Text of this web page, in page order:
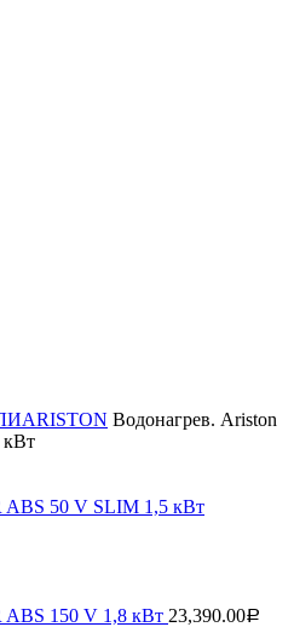
ARISTON Водонагрев. Ariston
кВт
ABS 50 V SLIM 1,5 кВт
ABS 150 V 1,8 кВт 23,390.00Р